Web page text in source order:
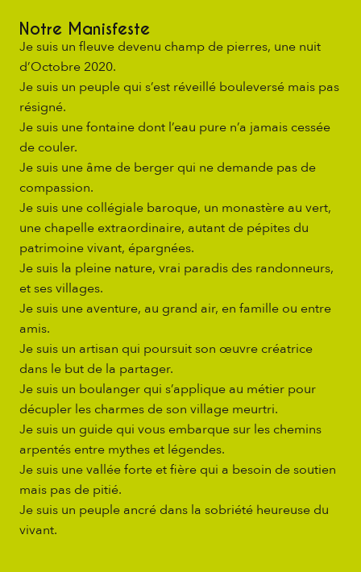
Notre Manisfeste
Je suis un fleuve devenu champ de pierres, une nuit
d’Octobre 2020.
Je suis un peuple qui s’est réveillé bouleversé mais pas
résigné.
Je suis une fontaine dont l’eau pure n’a jamais cessée
de couler.
Je suis une âme de berger qui ne demande pas de
compassion.
Je suis une collégiale baroque, un monastère au vert,
une chapelle extraordinaire, autant de pépites du
patrimoine vivant, épargnées.
Je suis la pleine nature, vrai paradis des randonneurs,
et ses villages.
Je suis une aventure, au grand air, en famille ou entre
amis.
Je suis un artisan qui poursuit son œuvre créatrice
dans le but de la partager.
Je suis un boulanger qui s’applique au métier pour
décupler les charmes de son village meurtri.
Je suis un guide qui vous embarque sur les chemins
arpentés entre mythes et légendes.
Je suis une vallée forte et fière qui a besoin de soutien
mais pas de pitié.
Je suis un peuple ancré dans la sobriété heureuse du
vivant.